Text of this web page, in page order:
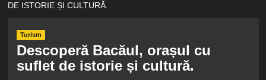
DE ISTORIE ȘI CULTURĂ.
Turism
Descoperă Bacăul, orașul cu
suflet de istorie și cultură.